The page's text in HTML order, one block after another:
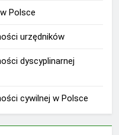
Polsce
urzędników
dyscyplinarnej
cywilnej w Polsce